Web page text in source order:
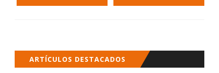
ARTÍCULOS DESTACADOS